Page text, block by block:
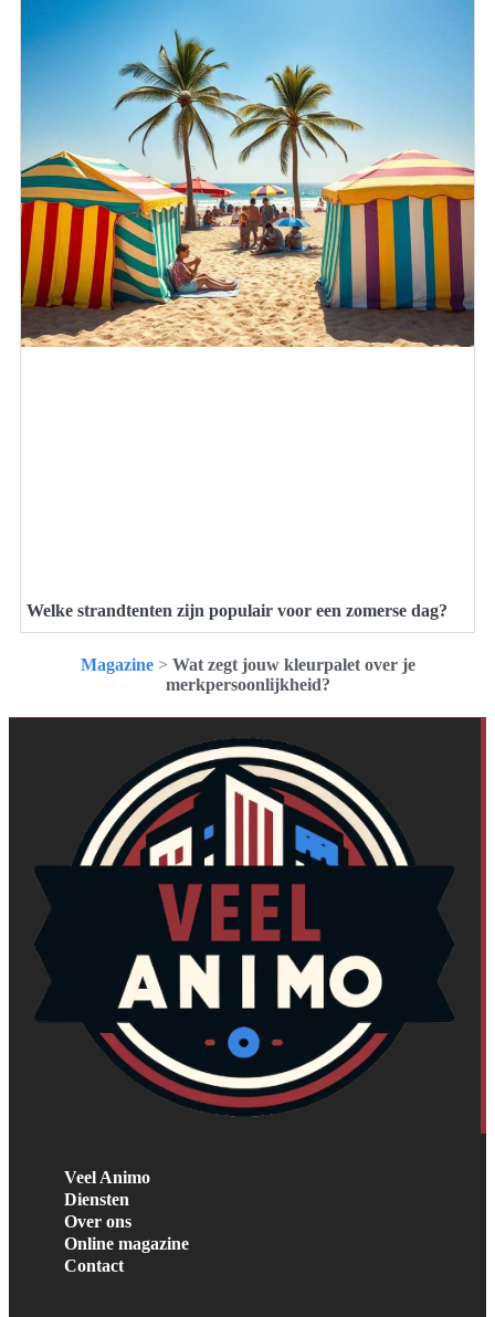
Welke strandtenten zijn populair voor een zomerse dag?
Magazine> Wat zegt jouw kleurpalet over je
merkpersoonlijkheid?
Veel Animo
Diensten
Over ons
Online magazine
Contact